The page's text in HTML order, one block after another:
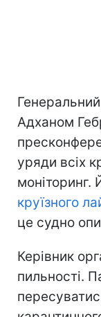
Адханом
уряди всіх
моніторинг.
круїзного
це судно
Керівник
пильності.